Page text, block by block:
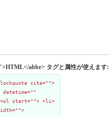
abbr> タグと属性が使えます:
cite="">
datetime=""
start=""> <li>